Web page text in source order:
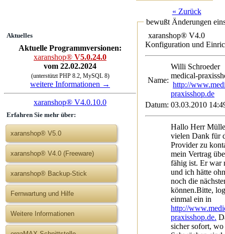
Aktuelles
Aktuelle Programmversionen:
xaranshop® V5.0.24.0
vom 22.02.2024
(unterstützt PHP 8.2, MySQL 8)
weitere Informationen →
xaranshop® V4.0.10.0
Erfahren Sie mehr über:
xaranshop® V5.0
xaranshop® V4.0 (Freeware)
xaranshop® Backup-Stick
Fernwartung und Hilfe
Weitere Informationen
« Zurück
bewußt Änderungen
xaranshop® V4.0
Konfiguration und
Name:
Willi
medical-
http://
praxisshop.de
Datum: 03.03.2010
Hallo Herr
vielen Dank für
Provider zu
mein Vertrag
fähig ist. Er war
und ich hätte
noch die
können.Bitte,
einmal ein in
http://
praxisshop.de.
sicher sofort, wo